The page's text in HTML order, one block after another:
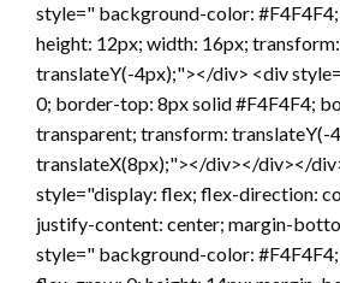
style=" background-color:
height: 12px; width: 16px; transform:
translateY(-4px);"></div> <div
0; border-top: 8px solid #F4F4F4;
transparent; transform: translateY(-
translateX(8px);"></div></div></
style="display: flex; flex-direction:
justify-content: center; margin-
style=" background-color: